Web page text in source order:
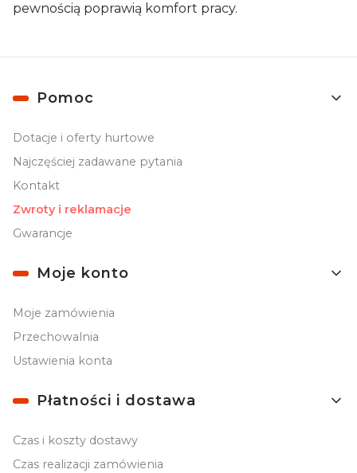
pewnością poprawią komfort pracy.
Linki w stopce
Pomoc
Dotacje i oferty hurtowe
Najczęściej zadawane pytania
Kontakt
Zwroty i reklamacje
Gwarancje
Moje konto
Moje zamówienia
Przechowalnia
Ustawienia konta
Płatności i dostawa
Czas i koszty dostawy
Czas realizacji zamówienia